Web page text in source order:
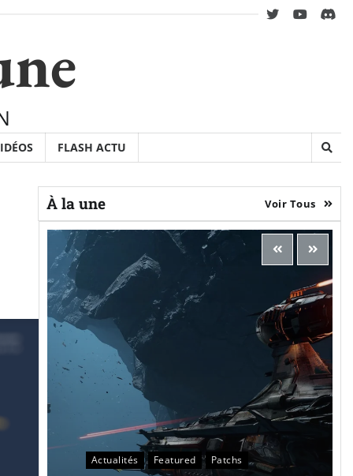
twitteryoutube
FLASH ACTU
À la une Voir Tous
Actualités Featured Patchs